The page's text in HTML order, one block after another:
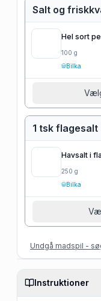
Salt og
Hel sort
100 g
Bilka
1 tsk flagesalt
Havsalt i
250 g
Bilka
Undgå madspil -
Instruktioner